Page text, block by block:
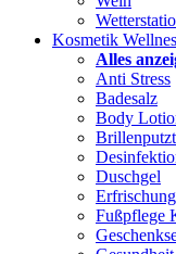
Kosmetik
Alles
Anti Stress
Badesalz
Body
Duschgel
Fußpflege